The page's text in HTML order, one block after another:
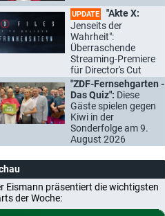
UPDATE
"Akte X:
Jenseits der
Wahrheit":
Überraschende
Streaming-Premiere
für Director's Cut
"ZDF-Fernsehgarten -
Das Quiz": Diese
Gäste spielen gegen
Kiwi in der
Sonderfolge am 9.
August 2026
Eismann präsentiert die wichtigsten
der Woche: